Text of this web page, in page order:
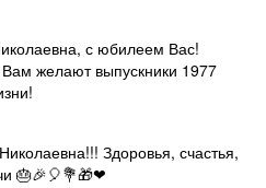
с юбилеем Вас!
Вам желают выпускники 1977
Здоровья, счастья,
🎂🎉🎈💐🎁❤